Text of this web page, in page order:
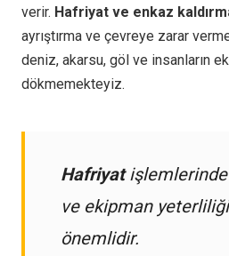
verir. Hafriyat ve enkaz
ayrıştırma ve çevreye zarar
deniz, akarsu, göl ve insanların
dökmemekteyiz.
Hafriyat
ve ekipman
önemlidir.